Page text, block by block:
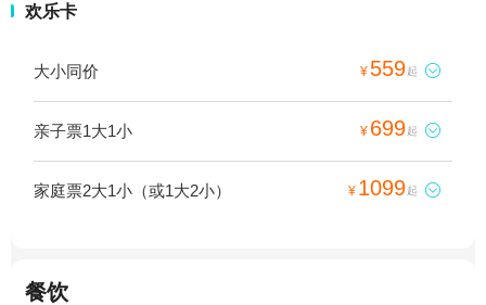
欢乐卡
大小同价 ¥ 559起 
亲子票1大1小 ¥ 699起 
家庭票2大1小（或1大2小） ¥ 1099起 
餐饮